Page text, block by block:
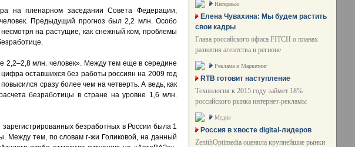
на пленарном заседании Совета Федерации,
Предыдущий прогноз был 2,2 млн. Особо
на растущие, как снежный ком, проблемы
2,2–2,8 млн. человек». Между тем еще в середине
оставшихся без работы россиян на 2009 год
сразу более чем на четверть. А ведь, как
безработицы в стране на уровне 1,6 млн.
безработных в России была 1
Между тем, по словам г-жи Голиковой, на данный
Интервью
Елена Чувахина: Мы будем растить
свои кадры
Глава российского офиса FITCH о планах
развития агентства в регионе
Реклама и Маркетинг
RTB готовит наступление
Технология к 2015 году займет 18%
российского рынка интернет-рекламы
Медиа
Россия в хвосте digital-лидеров
ZenithOptimedia оценила крупнейшие рынки